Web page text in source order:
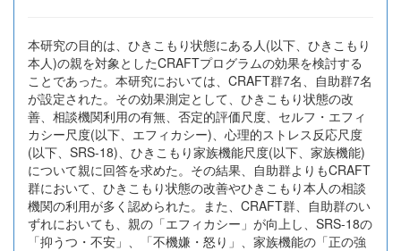
本研究の目的は、ひきこもり状態にある人(以下、ひきこもり
本人)の親を対象としたCRAFTプログラムの効果を検討する
ことであった。本研究においては、CRAFT群7名、自助群7名
が設定された。その効果測定として、ひきこもり状態の改
善、相談機関利用の有無、否定的評価尺度、セルフ・エフィ
カシー尺度(以下、エフィカシー)、心理的ストレス反応尺度
(以下、SRS-18)、ひきこもり家族機能尺度(以下、家族機能)
について親に回答を求めた。その結果、自助群よりもCRAFT
群において、ひきこもり状態の改善やひきこもり本人の相談
機関の利用が多く認められた。また、CRAFT群、自助群のい
ずれにおいても、親の「エフィカシー」が向上し、SRS-18の
「抑うつ・不安」、「不機嫌・怒り」、家族機能の「正の強